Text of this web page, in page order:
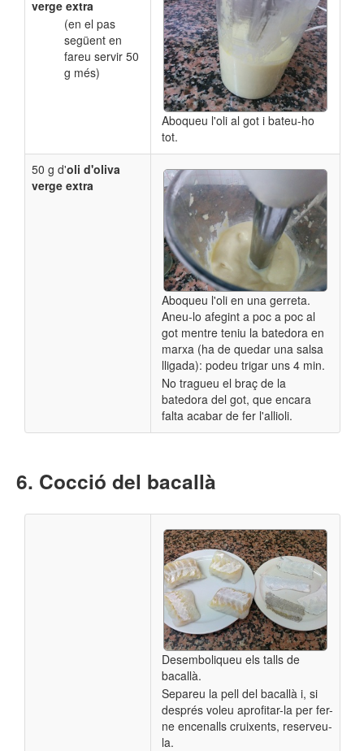
verge extra
(en el pas
següent en
fareu servir 50
g més)
Aboqueu l'oli al got i bateu-ho
tot.
50 g d'oli d'oliva
verge extra
Aboqueu l'oli en una gerreta.
Aneu-lo afegint a poc a poc al
got mentre teniu la batedora en
marxa (ha de quedar una salsa
lligada): podeu trigar uns 4 min.
No tragueu el braç de la
batedora del got, que encara
falta acabar de fer l'allioli.
Cocció del bacallà
Desemboliqueu els talls de
bacallà.
Separeu la pell del bacallà i, si
després voleu aprofitar-la per fer-
ne encenalls cruixents, reserveu-
la.